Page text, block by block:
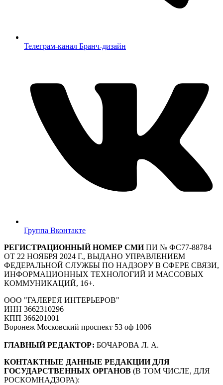
Телеграм-канал Бранч-дизайн
Группа Вконтакте
РЕГИСТРАЦИОННЫЙ НОМЕР СМИПИ № ФС77-88784
ОТ 22 НОЯБРЯ 2024 Г., ВЫДАНО УПРАВЛЕНИЕМ
ФЕДЕРАЛЬНОЙ СЛУЖБЫ ПО НАДЗОРУ В СФЕРЕ СВЯЗИ,
ИНФОРМАЦИОННЫХ ТЕХНОЛОГИЙ И МАССОВЫХ
КОММУНИКАЦИЙ, 16+.
ООО "ГАЛЕРЕЯ ИНТЕРЬЕРОВ"
ИНН 3662310296
КПП 366201001
Воронеж Московский проспект 53 оф 1006
ГЛАВНЫЙ РЕДАКТОР: БОЧАРОВА Л. А.
КОНТАКТНЫЕ ДАННЫЕ РЕДАКЦИИ ДЛЯ
ГОСУДАРСТВЕННЫХ ОРГАНОВ (В ТОМ ЧИСЛЕ, ДЛЯ
РОСКОМНАДЗОРА):